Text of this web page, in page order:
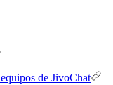
de JivoChat